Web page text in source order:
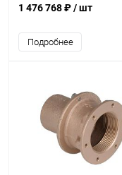
1 476 768 ₽/ шт
Подробнее